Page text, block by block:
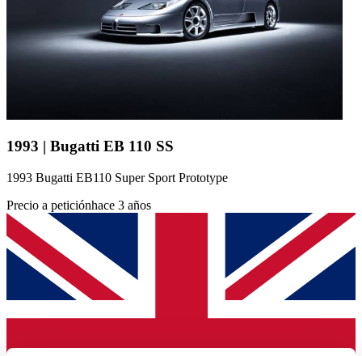
1993 | Bugatti EB 110 SS
1993 Bugatti EB110 Super Sport Prototype
Precio a peticiónhace 3 años